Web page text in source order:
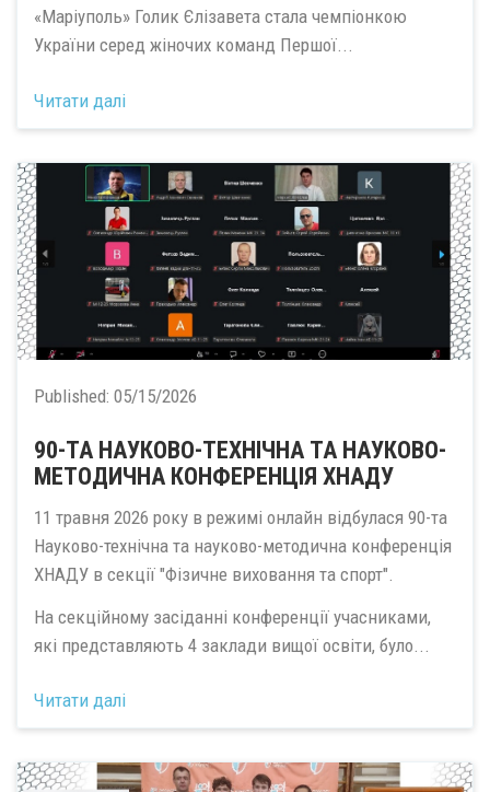
«Маріуполь» Голик Єлізавета стала чемпіонкою
України серед жіночих команд Першої...
Читати далі
Published: 05/15/2026
90-ТА НАУКОВО-ТЕХНІЧНА ТА НАУКОВО-
МЕТОДИЧНА КОНФЕРЕНЦІЯ ХНАДУ
11 травня 2026 року в режимі онлайн відбулася 90-та
Науково-технічна та науково-методична конференція
ХНАДУ в секції "Фізичне виховання та спорт".
На секційному засіданні конференції учасниками,
які представляють 4 заклади вищої освіти, було...
Читати далі